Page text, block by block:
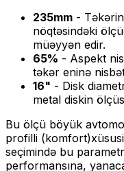
235mm -
nöqtəsindəki
müəyyən edir.
65% - Aspekt
təkər eninə
16" - Disk
metal diskin
Bu ölçü böyük
profilli (komfort)
seçimində bu
performansına,